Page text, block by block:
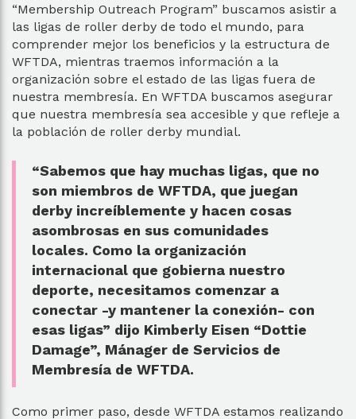
“Membership Outreach Program” buscamos asistir a
las ligas de roller derby de todo el mundo, para
comprender mejor los beneficios y la estructura de
WFTDA, mientras traemos información a la
organización sobre el estado de las ligas fuera de
nuestra membresía. En WFTDA buscamos asegurar
que nuestra membresía sea accesible y que refleje a
la población de roller derby mundial.
“Sabemos que hay muchas ligas, que no
son miembros de WFTDA, que juegan
derby increíblemente y hacen cosas
asombrosas en sus comunidades
locales. Como la organización
internacional que gobierna nuestro
deporte, necesitamos comenzar a
conectar -y mantener la conexión- con
esas ligas” dijo Kimberly Eisen “Dottie
Damage”, Mánager de Servicios de
Membresía de WFTDA.
Como primer paso, desde WFTDA estamos realizando